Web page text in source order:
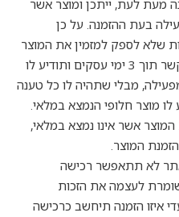
מעת לעת, ייתכן ומוצר אשר
בעת ההזמנה. על כן
שלא לספק למזמין את המוצר
כתוצאה מכך לאחר שתיצור עמו קשר תוך 3 ימי עסקים ותודיע לו
מבלי שתהיה לו כל טענה
מוצר חלופי הנמצא במלאי.
אשר אינו נמצא במלאי,
המוצר.
לא תתאפשר רכישה
לעצמה את הזכות
איזו הזמנה תיחשב כרכישה